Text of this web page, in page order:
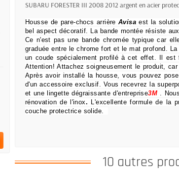
SUBARU FORESTER III 2008 2012 argent en acier
Housse de pare-chocs arrière Avisaest la
bel aspect décoratif. La bande montée résiste
Ce n'est pas une bande chromée typique car
graduée entre le chrome fort et le mat profond.
un coude spécialement profilé à cet effet.
Il
Attention!Attachez soigneusement le produit,
Après avoir installé la housse, vous pouvez
d'un accessoire exclusif. Vous recevrez la
et une lingette dégraissante d'entreprise3M.
rénovation de l'inox. L'excellente formule de la
couche protectrice solide.
10 autres